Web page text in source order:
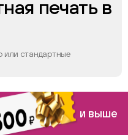
печать в
стандартные
и выше